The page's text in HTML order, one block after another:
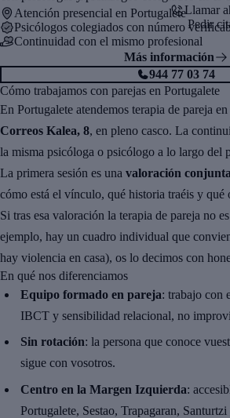
Llamar
Pedir
Atención presencial en Portugalete
Psicólogos colegiados con número
Continuidad con el mismo profesional
Más información
944 77 03 74
Cómo trabajamos con parejas en Portugalete
En Portugalete atendemos terapia de pareja
Correos Kalea, 8, en pleno casco. La
la misma psicóloga o psicólogo a lo largo del
La primera sesión es una valoración conjunta
cómo está el vínculo, qué historia traéis y qué
Si tras esa valoración la terapia de pareja no
ejemplo, hay un cuadro individual que
hay violencia en casa), os lo decimos con
En qué nos diferenciamos
Equipo formado en pareja: trabajo con
IBCT y sensibilidad relacional, no
Sin rotación: la persona que conoce
sigue con vosotros.
Centro en la Margen Izquierda:
Portugalete, Sestao, Trapagaran,